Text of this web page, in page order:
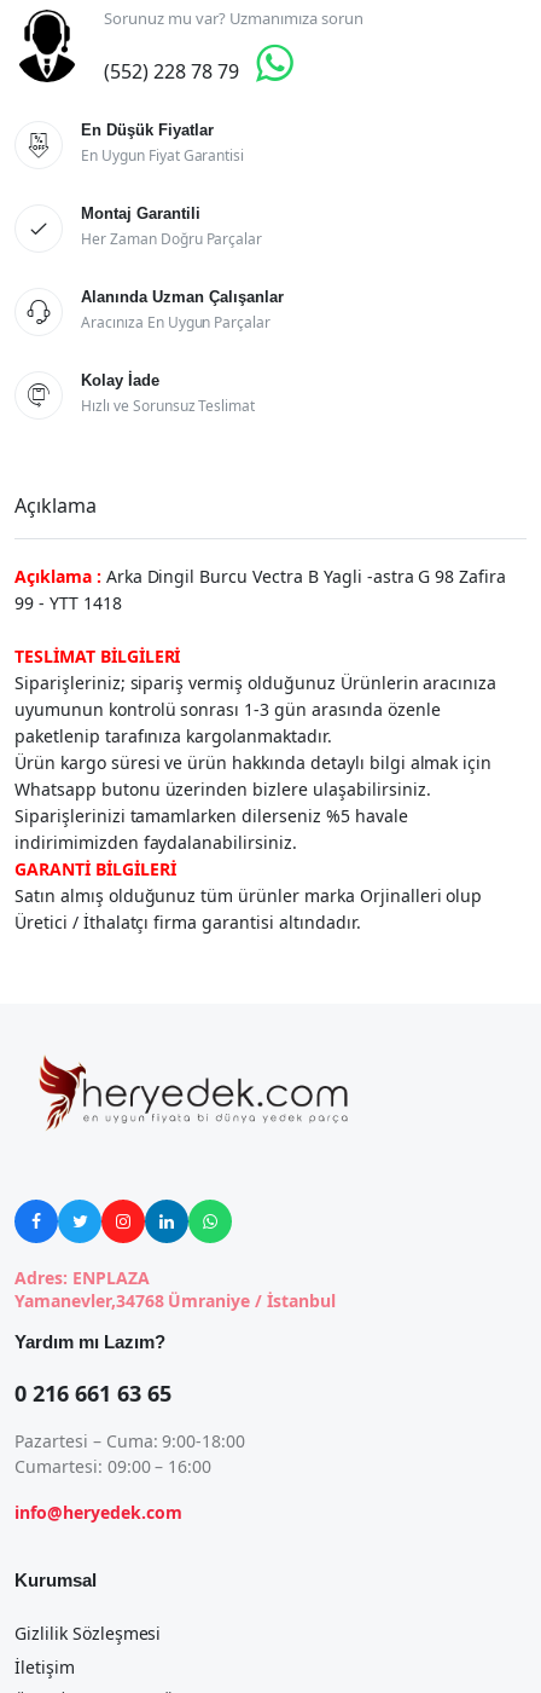
Sorunuz mu var? Uzmanımıza sorun
(552) 228 78 79 

En Düşük Fiyatlar
En Uygun Fiyat Garantisi

Montaj Garantili
Her Zaman Doğru Parçalar

Alanında Uzman Çalışanlar
Aracınıza En Uygun Parçalar

Kolay İade
Hızlı ve Sorunsuz Teslimat
Açıklama
Açıklama : Arka Dingil Burcu Vectra B Yagli -astra G 98 Zafira
99 - YTT 1418
TESLİMAT BİLGİLERİ
Siparişleriniz; sipariş vermiş olduğunuz Ürünlerin aracınıza
uyumunun kontrolü sonrası 1-3 gün arasında özenle
paketlenip tarafınıza kargolanmaktadır.
Ürün kargo süresi ve ürün hakkında detaylı bilgi almak için
Whatsapp butonu üzerinden bizlere ulaşabilirsiniz.
Siparişlerinizi tamamlarken dilerseniz %5 havale
indirimimizden faydalanabilirsiniz.
GARANTİ BİLGİLERİ
Satın almış olduğunuz tüm ürünler marka Orjinalleri olup
Üretici / İthalatçı firma garantisi altındadır.
    
Adres: ENPLAZA
Yamanevler,34768 Ümraniye / İstanbul
Yardım mı Lazım?
0 216 661 63 65
Pazartesi – Cuma: 9:00-18:00
Cumartesi: 09:00 – 16:00
info@heryedek.com
Kurumsal
Gizlilik Sözleşmesi
İletişim